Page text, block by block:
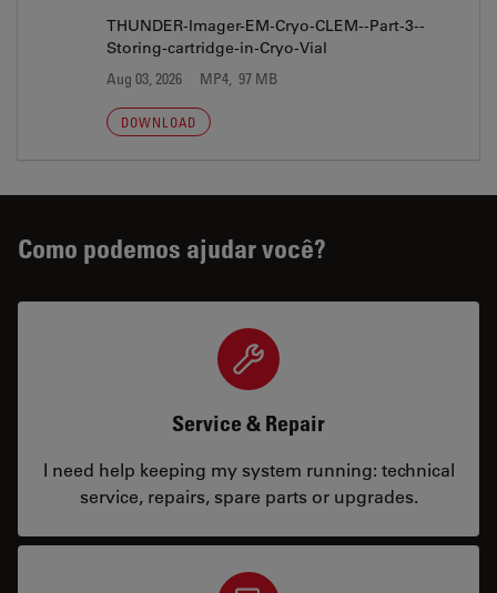
THUNDER-Imager-EM-Cryo-CLEM--Part-3--
Storing-cartridge-in-Cryo-Vial
Aug 03, 2026 MP4, 97 MB
DOWNLOAD
Como podemos ajudar você?
Service & Repair
I need help keeping my system running: technical
service, repairs, spare parts or upgrades.